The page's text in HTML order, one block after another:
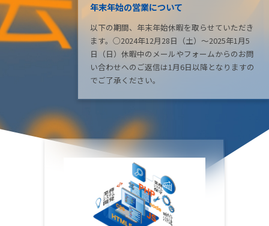
年末年始の営業について
以下の期間、年末年始休暇を取らせていただき
ます。◯2024年12月28日（土）～2025年1月5
日（日）休暇中のメールやフォームからのお問
い合わせへのご返信は1月6日以降となりますの
でご了承ください。